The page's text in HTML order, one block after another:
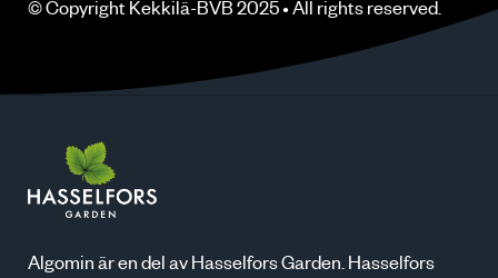
© Copyright Kekkilä-BVB 2025 • All rights reserved.
Algomin är en del av Hasselfors Garden. Hasselfors